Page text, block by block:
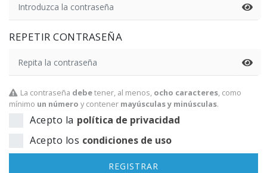
REPETIR CONTRASEÑA
La contraseña debetener, al menos, ocho caracteres , como
mínimo un número y contener mayúsculas y minúsculas.
Acepto la política de privacidad
Acepto los condiciones de uso
REGISTRAR